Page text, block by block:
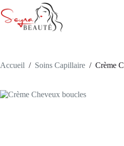
au
contenu
Accueil / Soins Capillaire / Crème